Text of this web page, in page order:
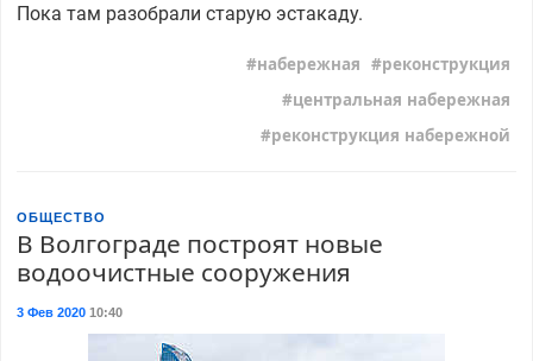
Пока там разобрали старую эстакаду.
набережная
реконструкция
центральная набережная
реконструкция набережной
ОБЩЕСТВО
В Волгограде построят новые
водоочистные сооружения
3 Фев 202010:40